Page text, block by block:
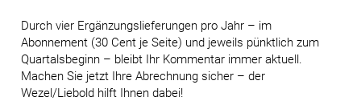
Durch vier Ergänzungslieferungen pro Jahr – im
Abonnement (30 Cent je Seite) und jeweils pünktlich zum
Quartalsbeginn – bleibt Ihr Kommentar immer aktuell.
Machen Sie jetzt Ihre Abrechnung sicher – der
Wezel/Liebold hilft Ihnen dabei!